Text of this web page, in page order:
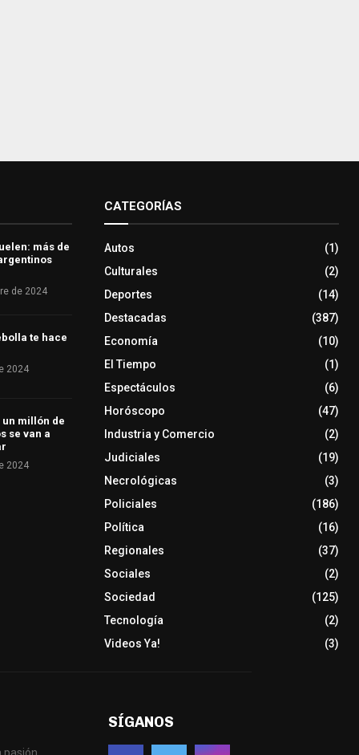
más de
de 2024
te hace
2024
un millón de
se van a
2024
CATEGORÍAS
Autos
(1)
Culturales
(2)
Deportes
(14)
Destacadas
(387)
Economía
(10)
El Tiempo
(1)
Espectáculos
(6)
Horóscopo
(47)
Industria y Comercio
(2)
Judiciales
(19)
Necrológicas
(3)
Policiales
(186)
Política
(16)
Regionales
(37)
Sociales
(2)
Sociedad
(125)
Tecnología
(2)
Videos Ya!
(3)
SÍGANOS